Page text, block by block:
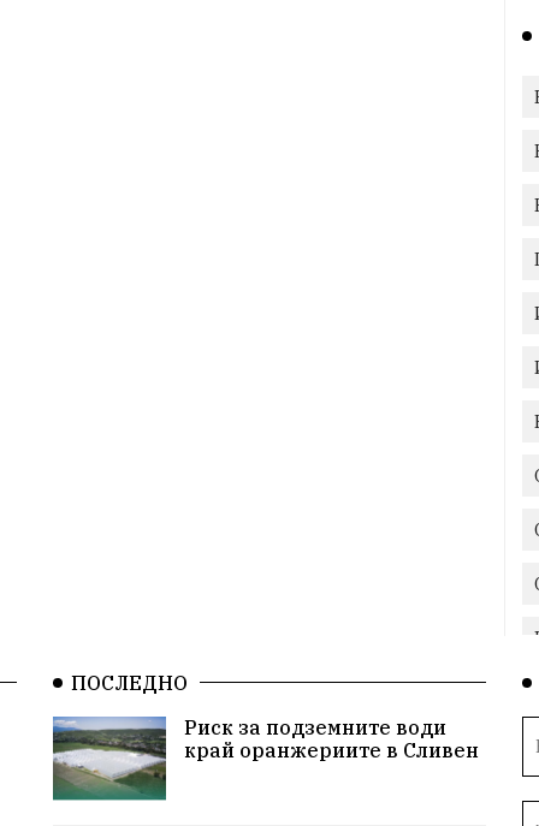
ПОСЛЕДНО
Риск за подземните води
край оранжериите в Сливен